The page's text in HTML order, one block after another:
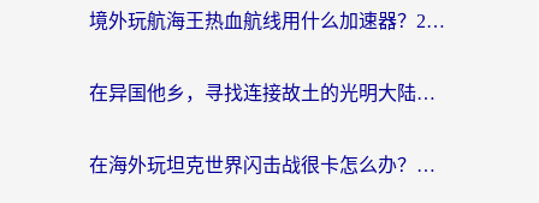
境外玩航海王热血航线用什么加速器？2026海外玩家实测最优方案（附欧洲问道堡垒前线加速技巧）
在异国他乡，寻找连接故土的光明大陆免费加速器
在海外玩坦克世界闪击战很卡怎么办？老玩家亲测有效的加速器选择指南